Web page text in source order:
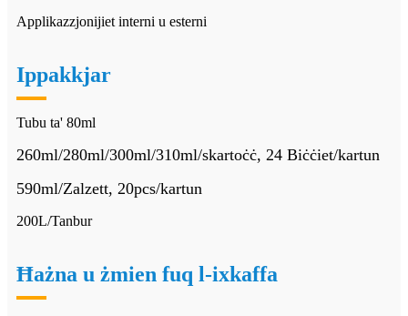
Applikazzjonijiet interni u esterni
Ippakkjar
Tubu ta' 80ml
260ml/280ml/300ml/310ml/skartoċċ, 24 Biċċiet/kartun
590ml/Zalzett, 20pcs/kartun
200L/Tanbur
Ħażna u żmien fuq l-ixkaffa